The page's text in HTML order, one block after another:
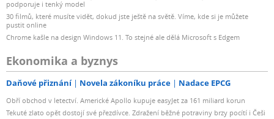
podporuje i tenký model
30 filmů, které musíte vidět, dokud jste ještě na světě. Víme, kde si je můžete
pustit online
Chrome kašle na design Windows 11. To stejné ale dělá Microsoft s Edgem
Ekonomika a byznys
Daňové přiznání Novela zákoníku práce Nadace EPCG
Obří obchod v letectví. Americké Apollo kupuje easyJet za 161 miliard korun
Tekuté zlato opět dostojí své přezdívce. Zdražení běžné potraviny brzy pocítí i Češi